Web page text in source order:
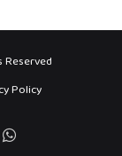
Policy
WhatsApp